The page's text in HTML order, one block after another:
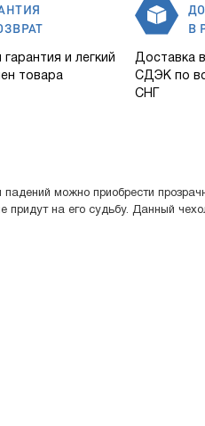
и легкий
товара
В
Доставка
СДЭК по
СНГ
можно приобрести
придут на его судьбу. Данный